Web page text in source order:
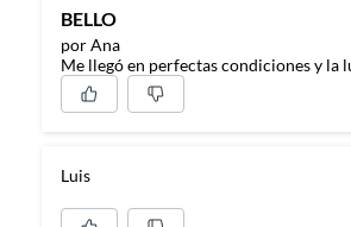
BELLO
por Ana
Me llegó en perfectas condiciones y la
Luis